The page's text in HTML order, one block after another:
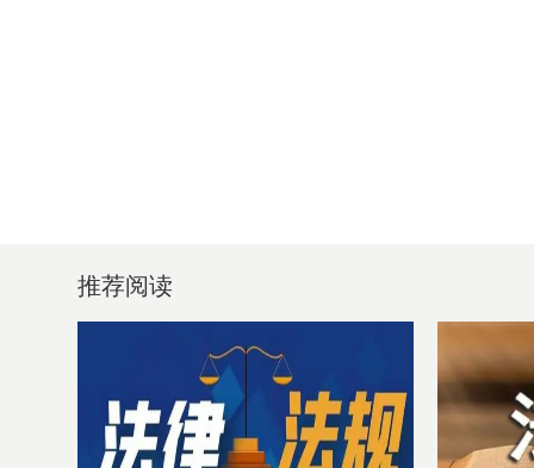
推荐阅读